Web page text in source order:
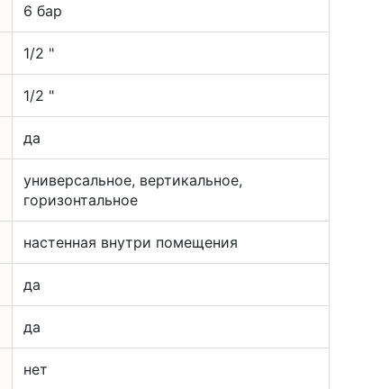
6 бар
1/2 "
1/2 "
да
универсальное, вертикальное,
горизонтальное
настенная внутри помещения
да
да
нет